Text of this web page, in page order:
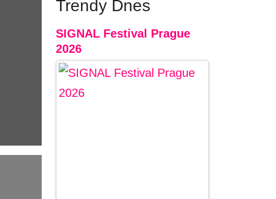
Trendy Dnes
SIGNAL Festival Prague
2026